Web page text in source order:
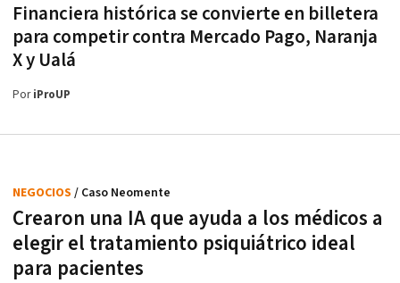
Financiera histórica se convierte en billetera
para competir contra Mercado Pago, Naranja
X y Ualá
PoriProUP
Crearon una IA que ayuda a los médicos a
elegir el tratamiento psiquiátrico ideal
para pacientes
NEGOCIOS / Caso Neomente